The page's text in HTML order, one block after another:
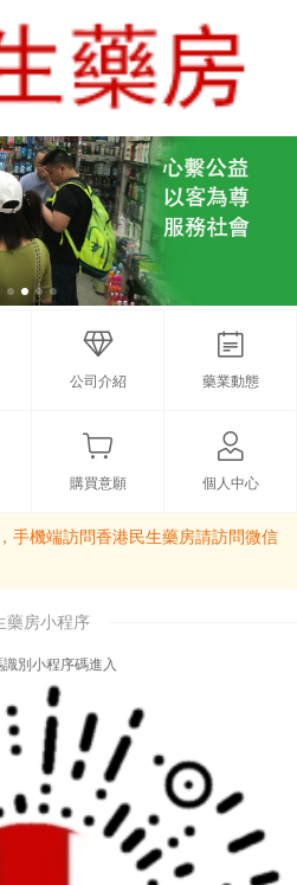
公司介紹 藥業動態
購買意願 個人中心
手機端訪問香港民生藥房請訪問微信
藥房小程序
別小程序碼進入